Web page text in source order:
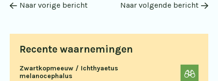
Recente waarnemingen
Zwartkopmeeuw / Ichthyaetus
melanocephalus
Naar vorige bericht Naar volgende bericht